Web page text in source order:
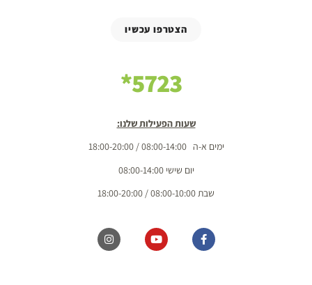
הצטרפו עכשיו
5723*
שעות הפעילות שלנו:
ימים א-ה 08:00-14:00 / 18:00-20:00
יום שישי 08:00-14:00
שבת 08:00-10:00 / 18:00-20:00